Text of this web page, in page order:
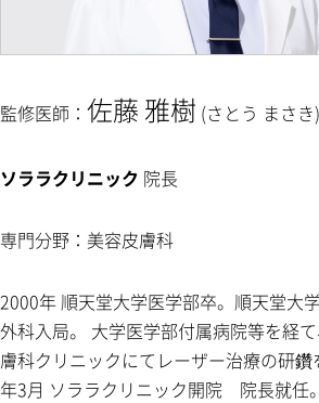
監修医師： 佐藤 雅樹 (さとう まさき)
ソララクリニック 院長
専門分野：美容皮膚科
2000年 順天堂大学医学部卒。順天堂大
外科入局。 大学医学部付属病院等を経
膚科クリニックにてレーザー治療の研鑽
年3月 ソララクリニック開院 院長就任